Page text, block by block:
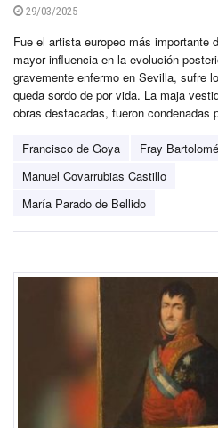
29/03/2025
Fue el artista europeo más importante
mayor influencia en la evolución
gravemente enfermo en Sevilla, sufre
queda sordo de por vida. La maja
obras destacadas, fueron condenadas
Francisco de Goya
Fray
Manuel Covarrubias Castillo
María Parado de Bellido